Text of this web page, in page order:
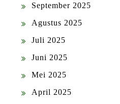
September 2025
Agustus 2025
Juli 2025
Juni 2025
Mei 2025
April 2025